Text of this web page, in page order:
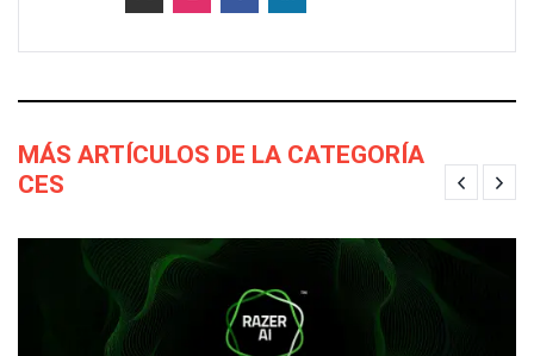
MÁS ARTÍCULOS DE LA CATEGORÍA
CES